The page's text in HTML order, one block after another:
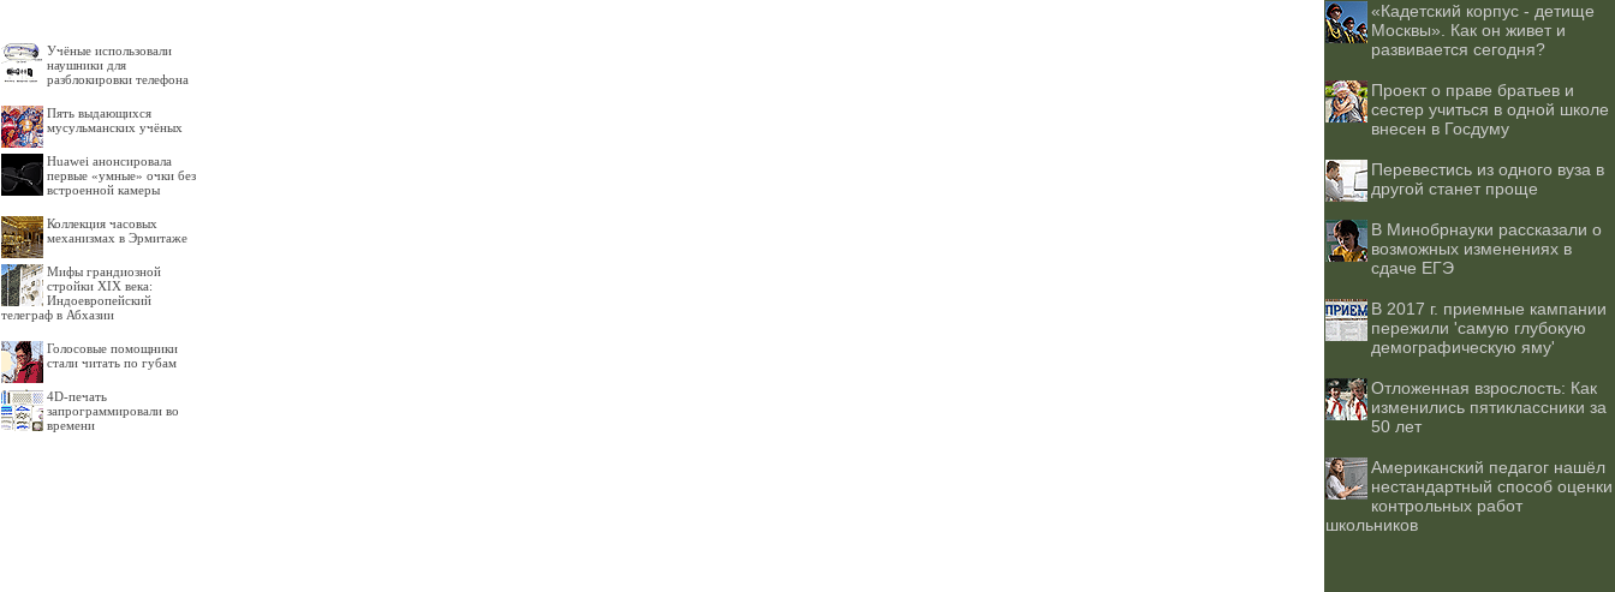
Учёные использовали
наушники для
разблокировки телефона
Пять выдающихся
мусульманских учёных
Huawei анонсировала
первые «умные» очки без
встроенной камеры
Коллекция часовых
механизмах в Эрмитаже
Мифы грандиозной
стройки XIX века:
Индоевропейский
телеграф в Абхазии
Голосовые помощники
стали читать по губам
4D-печать
запрограммировали во
времени
«Кадетский корпус - детище
Москвы». Как он живет и
развивается сегодня?
Проект о праве братьев и
сестер учиться в одной школе
внесен в Госдуму
Перевестись из одного вуза в
другой станет проще
В Минобрнауки рассказали о
возможных изменениях в
сдаче ЕГЭ
В 2017 г. приемные кампании
пережили 'самую глубокую
демографическую яму'
Отложенная взрослость: Как
изменились пятиклассники за
50 лет
Американский педагог нашёл
нестандартный способ оценки
контрольных работ
школьников